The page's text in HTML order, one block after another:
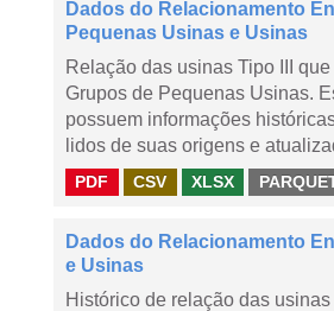
Dados do Relacionamento
Pequenas Usinas e Usinas
Relação das usinas Tipo III
Grupos de Pequenas Usinas.
possuem informações
lidos de suas origens e
PDF CSV XLSX
Dados do Relacionamento
e Usinas
Histórico de relação das